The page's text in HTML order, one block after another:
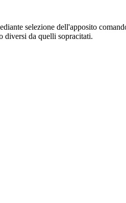
selezione dell'apposito
diversi da quelli sopracitati.